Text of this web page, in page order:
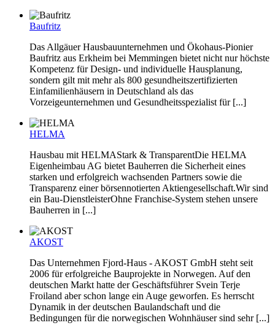
Baufritz
Das Allgäuer Hausbauunternehmen und Ökohaus-Pionier
Baufritz aus Erkheim bei Memmingen bietet nicht nur höchste
Kompetenz für Design- und individuelle Hausplanung,
sondern gilt mit mehr als 800 gesundheitszertifizierten
Einfamilienhäusern in Deutschland als das
Vorzeigeunternehmen und Gesundheitsspezialist für [...]
HELMA
Hausbau mit HELMAStark & TransparentDie HELMA
Eigenheimbau AG bietet Bauherren die Sicherheit eines
starken und erfolgreich wachsenden Partners sowie die
Transparenz einer börsennotierten Aktiengesellschaft.Wir sind
ein Bau-DienstleisterOhne Franchise-System stehen unsere
Bauherren in [...]
AKOST
Das Unternehmen Fjord-Haus - AKOST GmbH steht seit
2006 für erfolgreiche Bauprojekte in Norwegen. Auf den
deutschen Markt hatte der Geschäftsführer Svein Terje
Froiland aber schon lange ein Auge geworfen. Es herrscht
Dynamik in der deutschen Baulandschaft und die
Bedingungen für die norwegischen Wohnhäuser sind sehr [...]